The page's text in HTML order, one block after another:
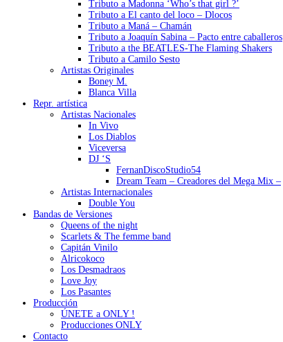
Tributo a Madonna ‘Who’s that girl ?’
Tributo a El canto del loco – Dlocos
Tributo a Maná – Chamán
Tributo a Joaquín Sabina – Pacto entre caballeros
Tributo a the BEATLES-The Flaming Shakers
Tributo a Camilo Sesto
Artistas Originales
Boney M.
Blanca Villa
Repr. artística
Artistas Nacionales
In Vivo
Los Diablos
Viceversa
DJ ‘S
FernanDiscoStudio54
Dream Team – Creadores del Mega Mix –
Artistas Internacionales
Double You
Bandas de Versiones
Queens of the night
Scarlets & The femme band
Capitán Vinilo
Alricokoco
Los Desmadraos
Love Joy
Los Pasantes
Producción
ÚNETE a ONLY !
Producciones ONLY
Contacto